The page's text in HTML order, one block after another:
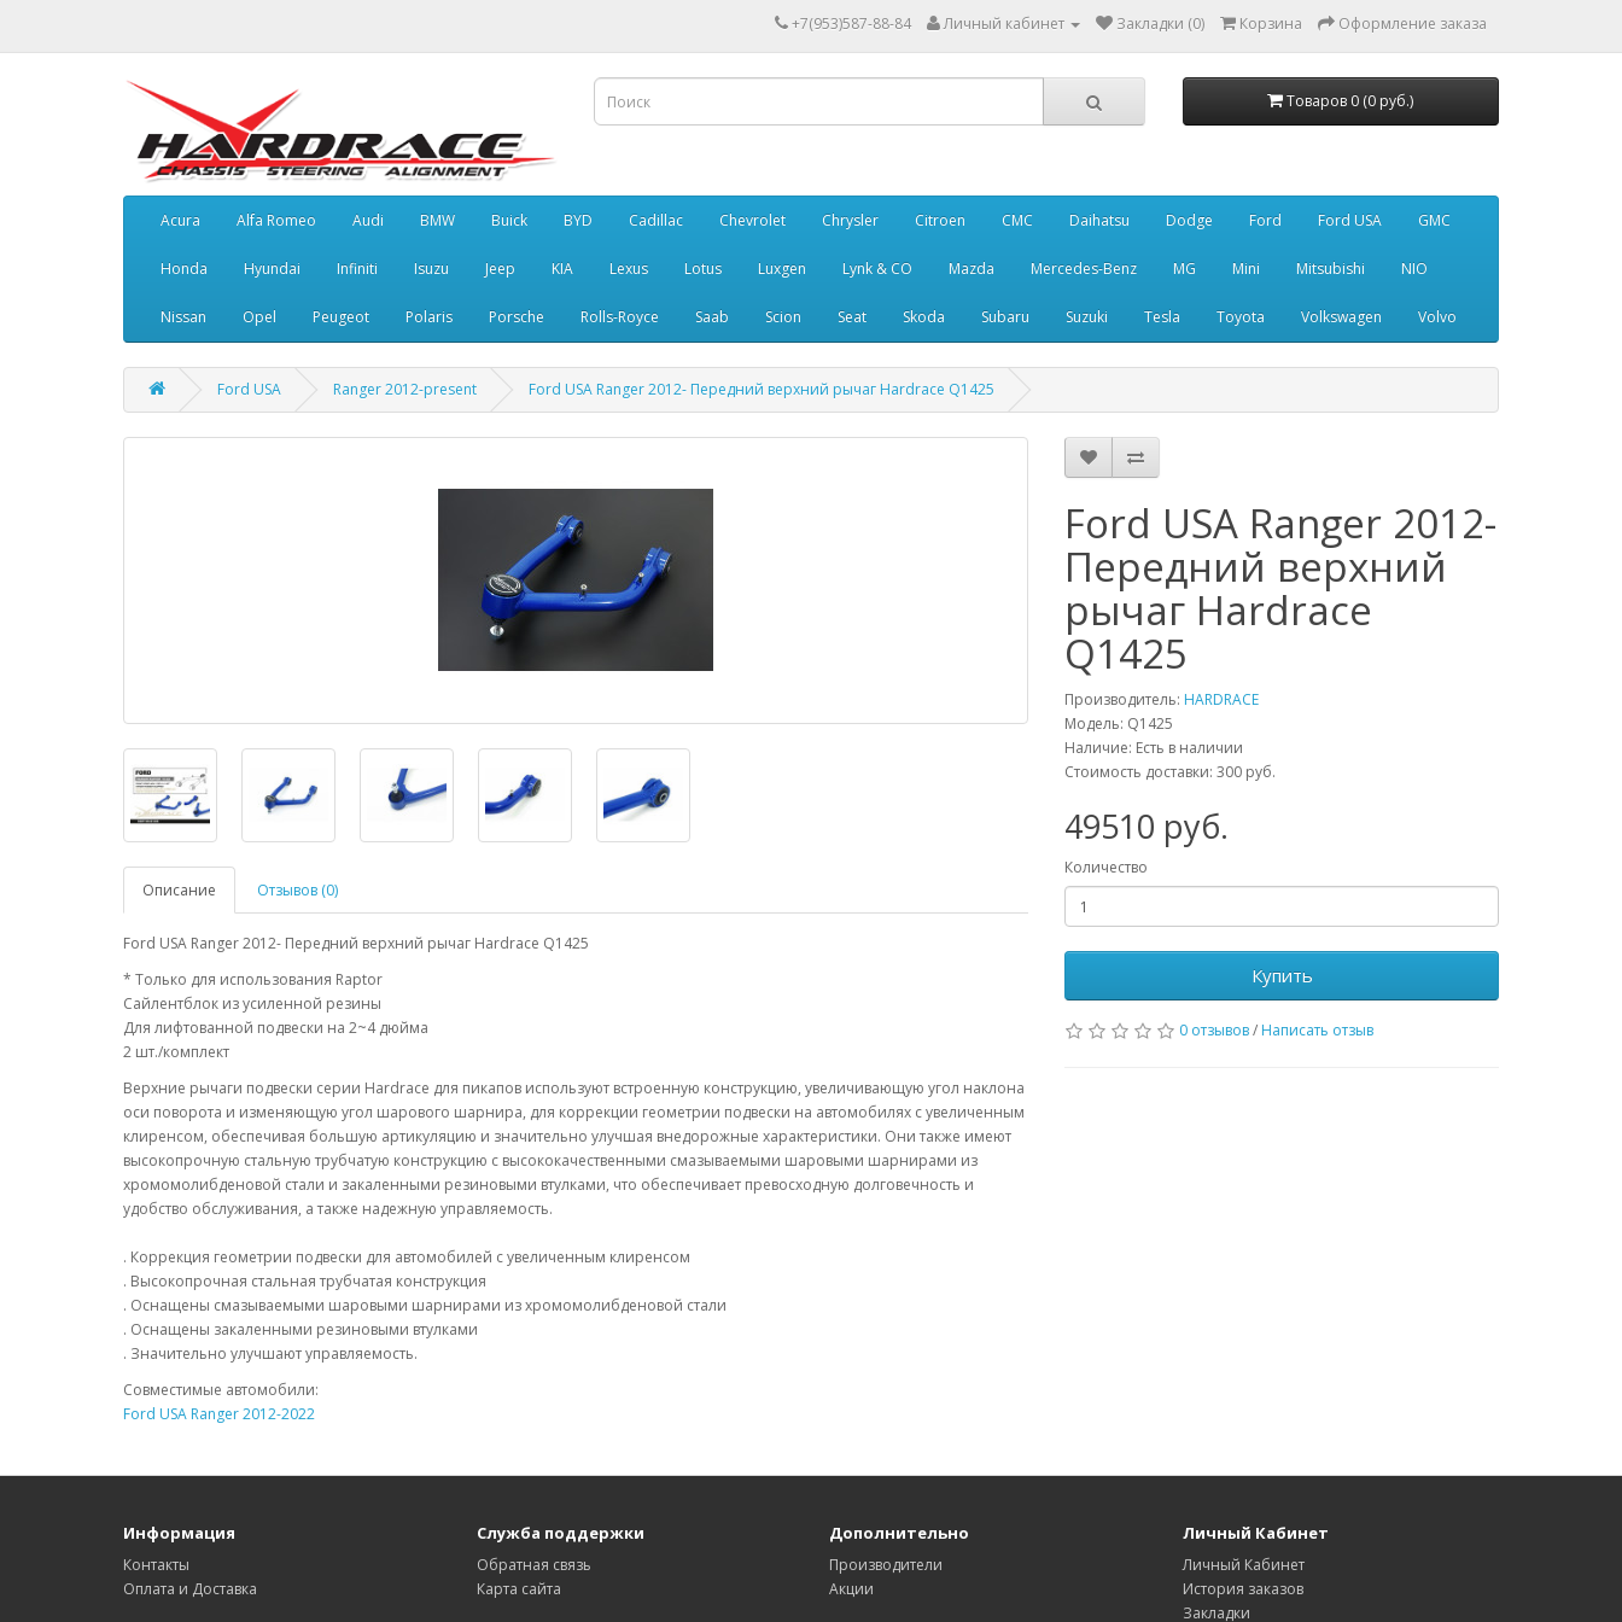
+7(953)587-88-84 Личный кабинет Закладки (0) Корзина Оформление заказа
Товаров 0 (0 руб.)
Acura Alfa Romeo Audi BMW Buick BYD Cadillac Chevrolet Chrysler Citroen CMC Daihatsu Dodge Ford Ford USA GMC
Honda Hyundai Infiniti Isuzu Jeep KIA Lexus Lotus Luxgen Lynk & CO Mazda Mercedes-Benz MG Mini Mitsubishi NIO
Nissan Opel Peugeot Polaris Porsche Rolls-Royce Saab Scion Seat Skoda Subaru Suzuki Tesla Toyota Volkswagen Volvo
Ford USA Ranger 2012-present Ford USA Ranger 2012- Передний верхний рычаг Hardrace Q1425
Описание Отзывов (0)
Ford USA Ranger 2012- Передний верхний рычаг Hardrace Q1425
* Только для использования Raptor
Сайлентблок из усиленной резины
Для лифтованной подвески на 2~4 дюйма
2 шт./комплект
Верхние рычаги подвески серии Hardrace для пикапов используют встроенную конструкцию, увеличивающую угол наклона
оси поворота и изменяющую угол шарового шарнира, для коррекции геометрии подвески на автомобилях с увеличенным
клиренсом, обеспечивая большую артикуляцию и значительно улучшая внедорожные характеристики. Они также имеют
высокопрочную стальную трубчатую конструкцию с высококачественными смазываемыми шаровыми шарнирами из
хромомолибденовой стали и закаленными резиновыми втулками, что обеспечивает превосходную долговечность и
удобство обслуживания, а также надежную управляемость.
. Коррекция геометрии подвески для автомобилей с увеличенным клиренсом
. Высокопрочная стальная трубчатая конструкция
. Оснащены смазываемыми шаровыми шарнирами из хромомолибденовой стали
. Оснащены закаленными резиновыми втулками
. Значительно улучшают управляемость.
Совместимые автомобили:
Ford USA Ranger 2012-2022
Ford USA Ranger 2012-
Передний верхний
рычаг Hardrace
Q1425
Производитель: HARDRACE
Модель: Q1425
Наличие: Есть в наличии
Стоимость доставки: 300 руб.
49510 руб.
Количество
Купить
0 отзывов/ Написать отзыв
Информация
Контакты
Оплата и Доставка
Служба поддержки
Обратная связь
Карта сайта
Дополнительно
Производители
Акции
Личный Кабинет
Личный Кабинет
История заказов
Закладки